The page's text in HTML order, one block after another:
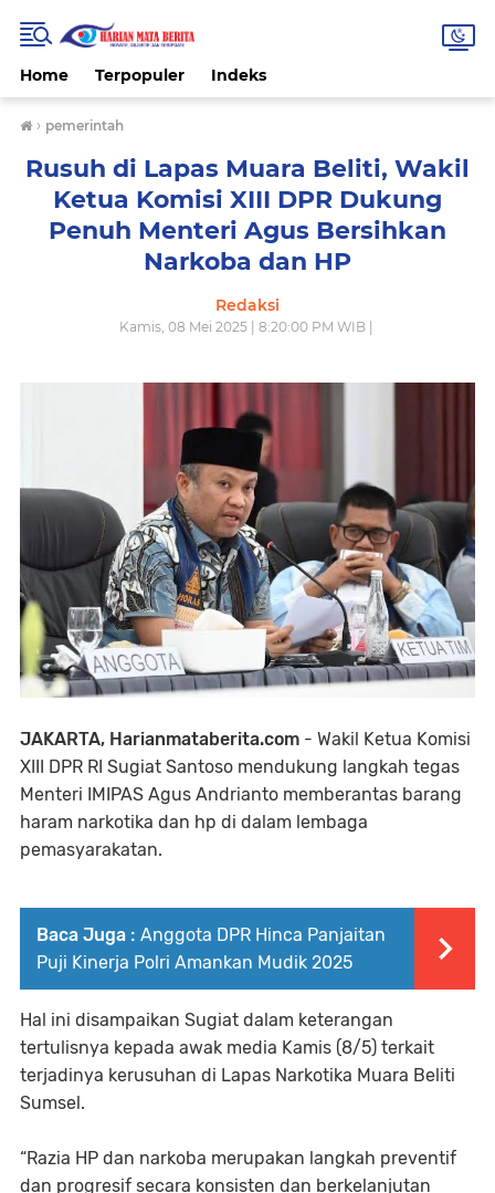
Home Terpopuler Indeks
› pemerintah
Rusuh di Lapas Muara Beliti, Wakil
Ketua Komisi XIII DPR Dukung
Penuh Menteri Agus Bersihkan
Narkoba dan HP
Redaksi
Kamis, 08 Mei 2025 | 8:20:00 PM WIB |
JAKARTA, Harianmataberita.com - Wakil Ketua Komisi
XIII DPR RI Sugiat Santoso mendukung langkah tegas
Menteri IMIPAS Agus Andrianto memberantas barang
haram narkotika dan hp di dalam lembaga
pemasyarakatan.
Baca Juga : Anggota DPR Hinca Panjaitan
Puji Kinerja Polri Amankan Mudik 2025
Hal ini disampaikan Sugiat dalam keterangan
tertulisnya kepada awak media Kamis (8/5) terkait
terjadinya kerusuhan di Lapas Narkotika Muara Beliti
Sumsel.
“Razia HP dan narkoba merupakan langkah preventif
dan progresif secara konsisten dan berkelanjutan